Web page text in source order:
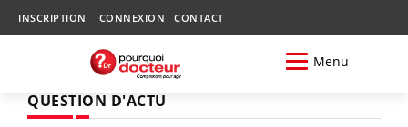
INSCRIPTION CONNEXION CONTACT
Menu
QUESTION D'ACTU